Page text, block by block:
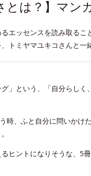
とは？】マ
るエッセンスを読み取る
トミヤマユキコさんと一
」という、「自分らし
時、ふと自分に問いか
ヒントになりそうな、5